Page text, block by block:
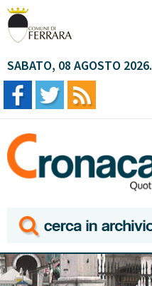
SABATO, 08 AGOSTO 2026.